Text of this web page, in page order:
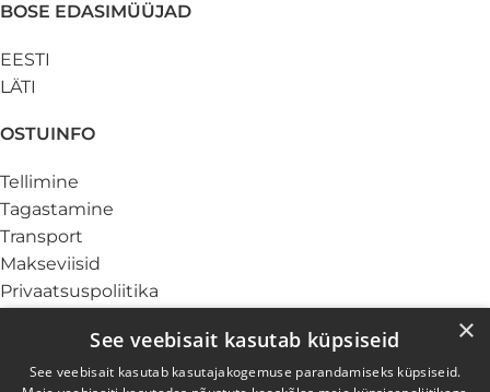
BOSE EDASIMÜÜJAD
EESTI
LÄTI
OSTUINFO
Tellimine
Tagastamine
Transport
Makseviisid
Privaatsuspoliitika
TEENUSED
×
See veebisait kasutab küpsiseid
See veebisait kasutab kasutajakogemuse parandamiseks küpsiseid.